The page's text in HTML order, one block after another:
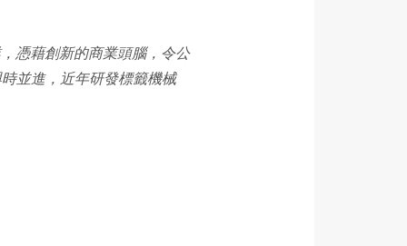
憑藉創新的商業頭腦，令公
並進，近年研發標籤機械